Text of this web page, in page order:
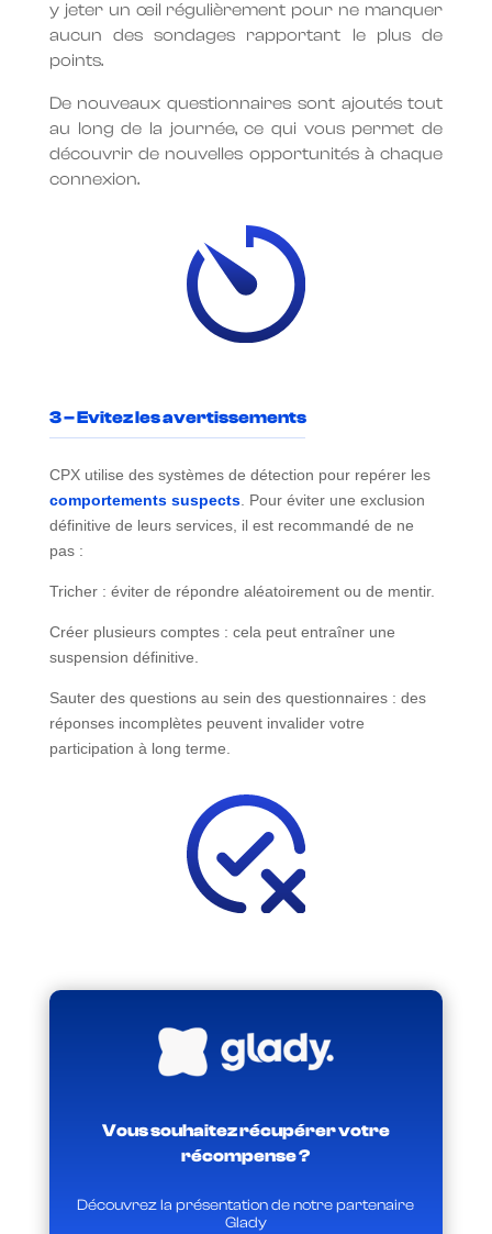
y jeter un œil régulièrement pour ne manquer
aucun des sondages rapportant le plus de
points.
De nouveaux questionnaires sont ajoutés tout
au long de la journée, ce qui vous permet de
découvrir de nouvelles opportunités à chaque
connexion.
3 – Evitez les avertissements
CPX utilise des systèmes de détection pour repérer les
comportements suspects. Pour éviter une exclusion
définitive de leurs services, il est recommandé de ne
pas :
Tricher : éviter de répondre aléatoirement ou de mentir.
Créer plusieurs comptes : cela peut entraîner une
suspension définitive.
Sauter des questions au sein des questionnaires : des
réponses incomplètes peuvent invalider votre
participation à long terme.
Vous souhaitez récupérer votre
récompense ?
Découvrez la présentation de notre partenaire
Glady